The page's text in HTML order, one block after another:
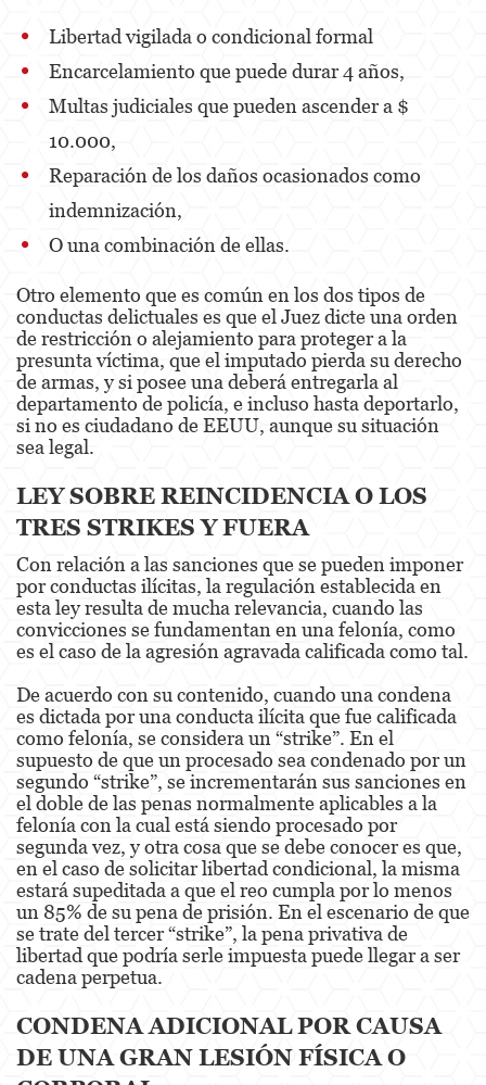
Dry Reckless
DUI Causing Injury
DUI Laws In The State Of California
Underage DUI
Expungements
Fraud Crimes
Auto Insurance Fraud
Credit Card Fraud
Gambling Fraud
Health Care Fraud
Unauthorized Practice Of Medicine
Other
Appeals
Sex Crimes
Child Molestation
Child Pornography
Forcible Sexual Penetration
Prostitution & Solicitation
Libertad vigilada o condicional formal
Encarcelamiento que puede durar 4 años,
Multas judiciales que pueden ascender a $
10.000,
Reparación de los daños ocasionados como
indemnización,
O una combinación de ellas.
Otro elemento que es común en los dos tipos de
conductas delictuales es que el Juez dicte una orden
de restricción o alejamiento para proteger a la
presunta víctima, que el imputado pierda su derecho
de armas, y si posee una deberá entregarla al
departamento de policía, e incluso hasta deportarlo,
si no es ciudadano de EEUU, aunque su situación
sea legal.
LEY SOBRE REINCIDENCIA O LOS
TRES STRIKES Y FUERA
Con relación a las sanciones que se pueden imponer
por conductas ilícitas, la regulación establecida en
esta ley resulta de mucha relevancia, cuando las
convicciones se fundamentan en una felonía, como
es el caso de la agresión agravada calificada como tal.
De acuerdo con su contenido, cuando una condena
es dictada por una conducta ilícita que fue calificada
como felonía, se considera un “strike”. En el
supuesto de que un procesado sea condenado por un
segundo “strike”, se incrementarán sus sanciones en
el doble de las penas normalmente aplicables a la
felonía con la cual está siendo procesado por
segunda vez, y otra cosa que se debe conocer es que,
en el caso de solicitar libertad condicional, la misma
estará supeditada a que el reo cumpla por lo menos
un 85% de su pena de prisión. En el escenario de que
se trate del tercer “strike”, la pena privativa de
libertad que podría serle impuesta puede llegar a ser
cadena perpetua.
CONDENA ADICIONAL POR CAUSA
DE UNA GRAN LESIÓN FÍSICA O